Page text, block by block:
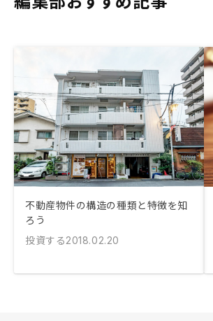
不動産物件の構造の種類と特徴を知
ろう
投資する2018.02.20